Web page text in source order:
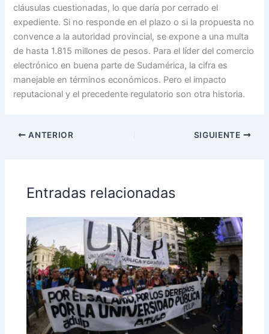
cláusulas cuestionadas, lo que daría por cerrado el
expediente. Si no responde en el plazo o si la propuesta no
convence a la autoridad provincial, se expone a una multa
de hasta 1.815 millones de pesos. Para el líder del comercio
electrónico en buena parte de Sudamérica, la cifra es
manejable en términos económicos. Pero el impacto
reputacional y el precedente regulatorio son otra historia.
ANTERIOR SIGUIENTE
Entradas relacionadas